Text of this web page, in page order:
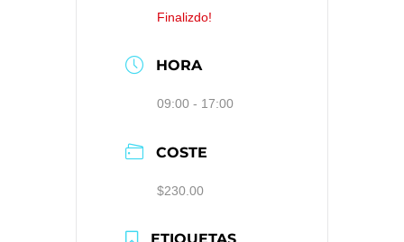
Finalizdo!
HORA
09:00 - 17:00
COSTE
$230.00